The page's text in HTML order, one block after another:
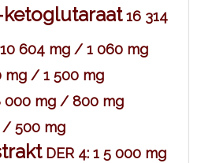
16 314
604 mg / 1 060 mg
mg / 1 500 mg
000 mg / 800 mg
/ 500 mg
DER 4: 1 5 000 mg